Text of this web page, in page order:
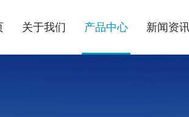
关于我们 产品中心 新闻资